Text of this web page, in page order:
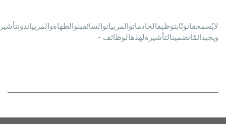
                                                - ويجبدائمًاتضمينالتأشيرةلهذهالوظائف